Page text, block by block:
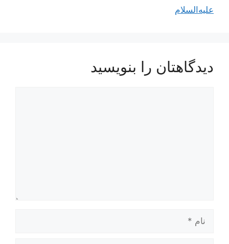
علیه‌السلام
دیدگاهتان را بنویسید